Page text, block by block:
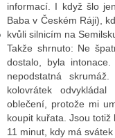
STARŠÍCH DISKUZÍ
informací. I když šlo
Baba v Českém Ráji),
kvůli silnicím na
Takže shrnuto: Ne
dostalo, byla
nepodstatná
kolovrátek
oblečení, protože mi
koupit kuřata. Jsou
11 minut, kdy má svátek